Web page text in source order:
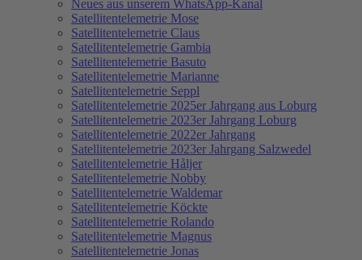
Neues aus unserem WhatsApp-Kanal
Satellitentelemetrie Mose
Satellitentelemetrie Claus
Satellitentelemetrie Gambia
Satellitentelemetrie Basuto
Satellitentelemetrie Marianne
Satellitentelemetrie Seppl
Satellitentelemetrie 2025er Jahrgang aus Loburg
Satellitentelemetrie 2023er Jahrgang Loburg
Satellitentelemetrie 2022er Jahrgang
Satellitentelemetrie 2023er Jahrgang Salzwedel
Satellitentelemetrie Håljer
Satellitentelemetrie Nobby
Satellitentelemetrie Waldemar
Satellitentelemetrie Köckte
Satellitentelemetrie Rolando
Satellitentelemetrie Magnus
Satellitentelemetrie Jonas